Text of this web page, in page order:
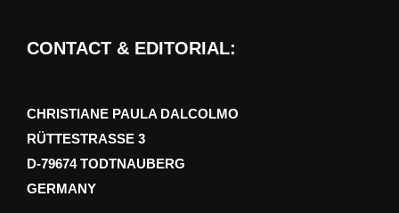
CONTACT & EDITORIAL:
CHRISTIANE PAULA DALCOLMO
RÜTTESTRASSE 3
D-79674 TODTNAUBERG
GERMANY